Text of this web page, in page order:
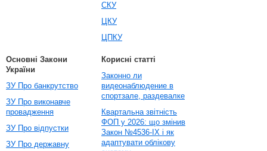
СКУ
ЦКУ
ЦПКУ
Основні Закони
України
ЗУ Про банкрутство
ЗУ Про виконавче
провадження
ЗУ Про відпустки
ЗУ Про державну
Корисні статті
Законно ли
видеонаблюдение в
спортзале, раздевалке
Квартальна звітність
ФОП у 2026: що змінив
Закон №4536-IX і як
адаптувати облікову